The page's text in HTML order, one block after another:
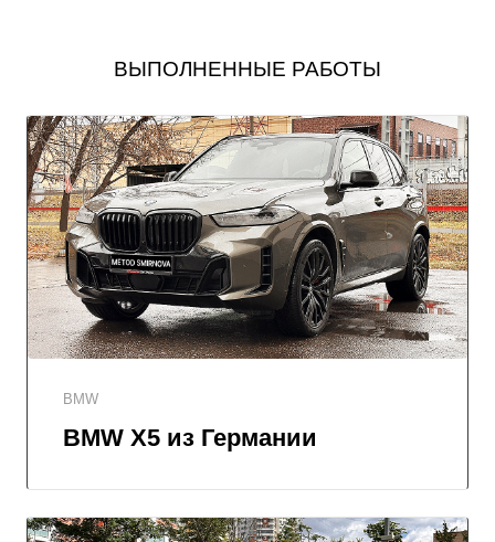
ВЫПОЛНЕННЫЕ РАБОТЫ
BMW
BMW X5 из Германии